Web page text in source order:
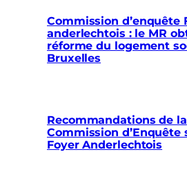
Commission d’enquête
anderlechtois : le MR
réforme du logement
Bruxelles
Recommandations de la
Commission d’Enquête
Foyer Anderlechtois